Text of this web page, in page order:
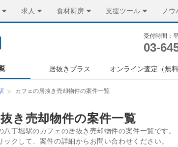
求人 食材厨房 支援ツール ノウ
受付時間：
03-
居抜きプラス オンライン査定（無料
カフェの居抜き売却物件の案件一覧
き売却物件の案件一覧
丁堀駅のカフェの居抜き売却物件の案件一覧です。
クして、案件の詳細からお問い合わせください。